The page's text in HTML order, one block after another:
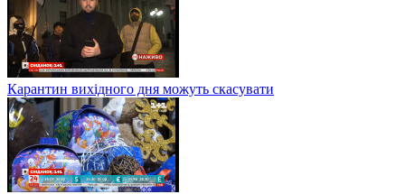
Карантин вихідного дня можуть скасувати